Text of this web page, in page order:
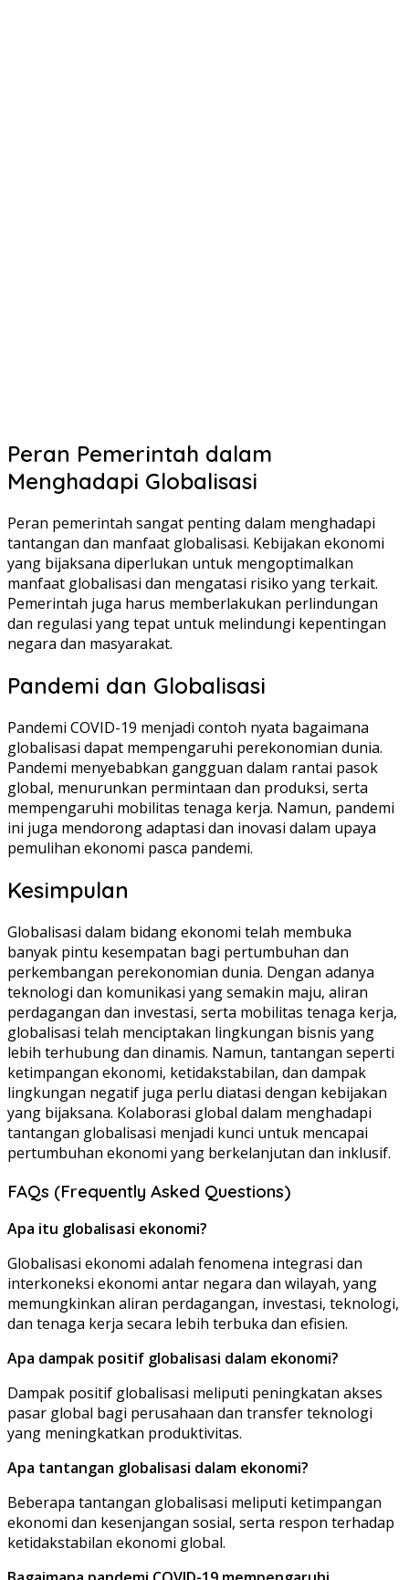
Peran Pemerintah dalam
Menghadapi Globalisasi
Peran pemerintah sangat penting dalam menghadapi
tantangan dan manfaat globalisasi. Kebijakan ekonomi
yang bijaksana diperlukan untuk mengoptimalkan
manfaat globalisasi dan mengatasi risiko yang terkait.
Pemerintah juga harus memberlakukan perlindungan
dan regulasi yang tepat untuk melindungi kepentingan
negara dan masyarakat.
Pandemi dan Globalisasi
Pandemi COVID-19 menjadi contoh nyata bagaimana
globalisasi dapat mempengaruhi perekonomian dunia.
Pandemi menyebabkan gangguan dalam rantai pasok
global, menurunkan permintaan dan produksi, serta
mempengaruhi mobilitas tenaga kerja. Namun, pandemi
ini juga mendorong adaptasi dan inovasi dalam upaya
pemulihan ekonomi pasca pandemi.
Kesimpulan
Globalisasi dalam bidang ekonomi telah membuka
banyak pintu kesempatan bagi pertumbuhan dan
perkembangan perekonomian dunia. Dengan adanya
teknologi dan komunikasi yang semakin maju, aliran
perdagangan dan investasi, serta mobilitas tenaga kerja,
globalisasi telah menciptakan lingkungan bisnis yang
lebih terhubung dan dinamis. Namun, tantangan seperti
ketimpangan ekonomi, ketidakstabilan, dan dampak
lingkungan negatif juga perlu diatasi dengan kebijakan
yang bijaksana. Kolaborasi global dalam menghadapi
tantangan globalisasi menjadi kunci untuk mencapai
pertumbuhan ekonomi yang berkelanjutan dan inklusif.
FAQs (Frequently Asked Questions)
Apa itu globalisasi ekonomi?
Globalisasi ekonomi adalah fenomena integrasi dan
interkoneksi ekonomi antar negara dan wilayah, yang
memungkinkan aliran perdagangan, investasi, teknologi,
dan tenaga kerja secara lebih terbuka dan efisien.
Apa dampak positif globalisasi dalam ekonomi?
Dampak positif globalisasi meliputi peningkatan akses
pasar global bagi perusahaan dan transfer teknologi
yang meningkatkan produktivitas.
Apa tantangan globalisasi dalam ekonomi?
Beberapa tantangan globalisasi meliputi ketimpangan
ekonomi dan kesenjangan sosial, serta respon terhadap
ketidakstabilan ekonomi global.